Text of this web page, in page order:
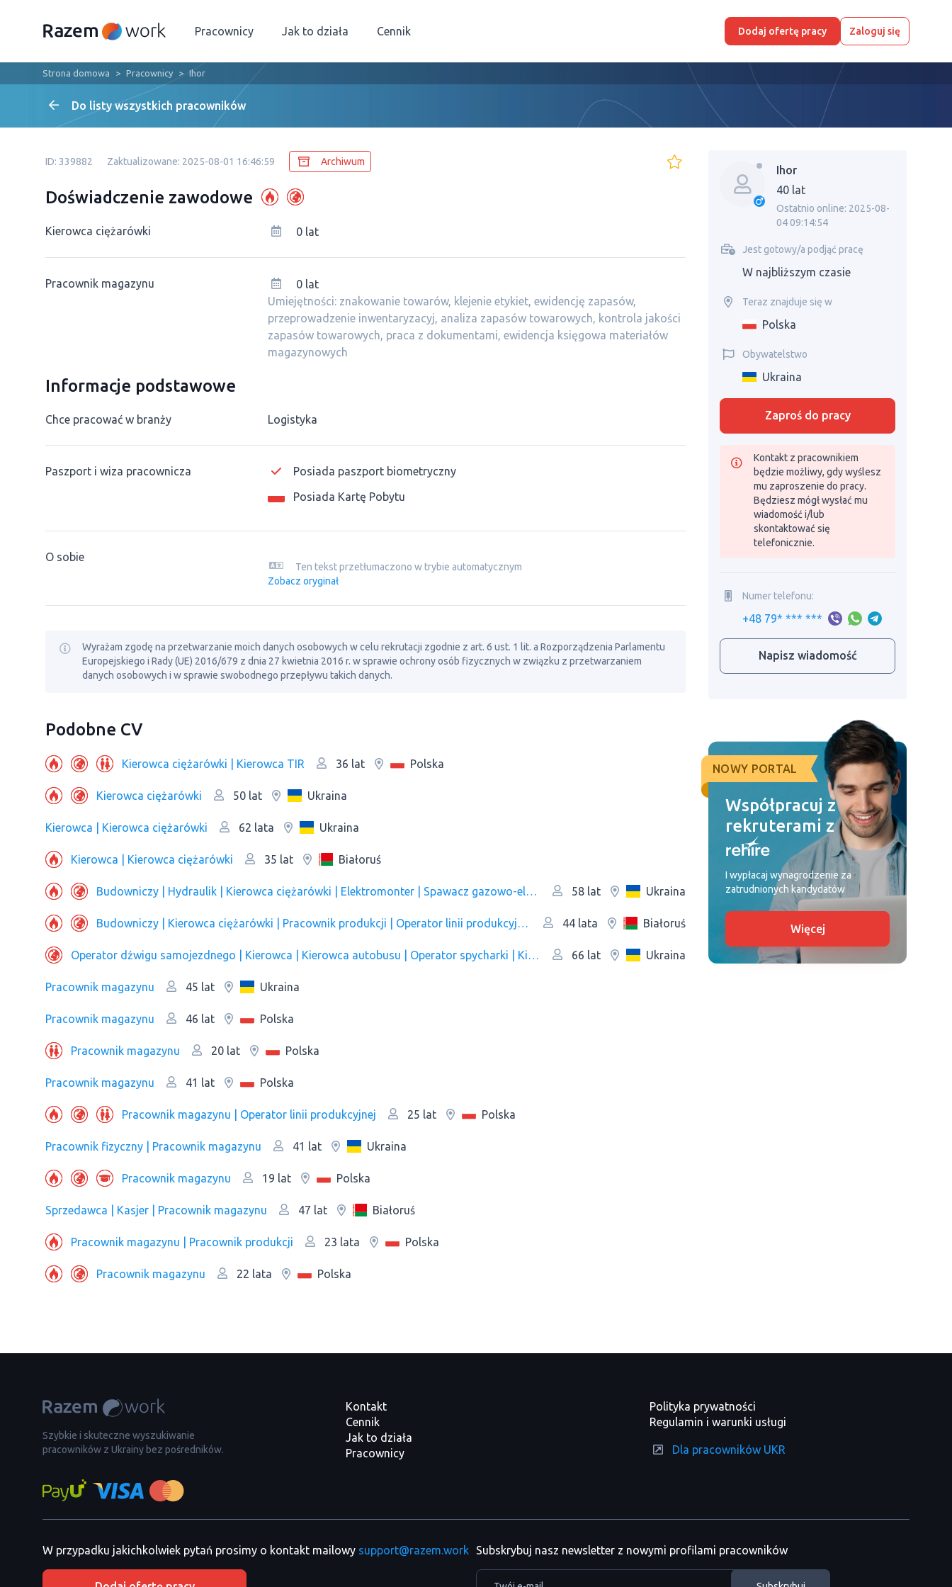
Pracownicy Jak to działa Cennik Dodaj ofertę pracy Zaloguj się
Strona domowa Pracownicy Ihor
Do listy wszystkich pracowników
ID: 339882 Zaktualizowane: 2025-08-01 16:46:59 Archiwum
Doświadczenie zawodowe
Kierowca ciężarówki 0 lat
Рracownik magazynu
0 lat
Umiejętności: znakowanie towarów, klejenie etykiet, ewidencję zapasów,
przeprowadzenie inwentaryzacyj, analiza zapasów towarowych, kontrola jakości
zapasów towarowych, praca z dokumentami, ewidencja księgowa materiałów
magazynowych
Informacje podstawowe
Chce pracować w branży Logistyka
Paszport i wiza pracownicza
Posiada paszport biometryczny
Posiada Kartę Pobytu
O sobie
Ten tekst przetłumaczono w trybie automatycznym
Zobacz oryginał
Wyrażam zgodę na przetwarzanie moich danych osobowych w celu rekrutacji zgodnie z art. 6 ust. 1 lit. a Rozporządzenia Parlamentu
Europejskiego i Rady (UE) 2016/679 z dnia 27 kwietnia 2016 r. w sprawie ochrony osób fizycznych w związku z przetwarzaniem
danych osobowych i w sprawie swobodnego przepływu takich danych.
Podobne CV
Kierowca ciężarówki | Kierowca TIR 36 lat Polska
Kierowca ciężarówki 50 lat Ukraina
Kierowca | Kierowca ciężarówki 62 lata Ukraina
Kierowca | Kierowca ciężarówki 35 lat Białoruś
58 lat Ukraina
44 lata Białoruś
66 lat Ukraina
Рracownik magazynu 45 lat Ukraina
Рracownik magazynu 46 lat Polska
Рracownik magazynu 20 lat Polska
Рracownik magazynu 41 lat Polska
Рracownik magazynu | Оperator linii produkcyjnej 25 lat Polska
Pracownik fizyczny | Рracownik magazynu 41 lat Ukraina
Рracownik magazynu 19 lat Polska
Sprzedawca | Kasjer | Рracownik magazynu 47 lat Białoruś
Рracownik magazynu | Pracownik produkcji 23 lata Polska
Рracownik magazynu 22 lata Polska
Ihor
40 lat
Ostatnio online: 2025-08-
04 09:14:54
Jest gotowy/a podjąć pracę
W najbliższym czasie
Teraz znajduje się w
Polska
Obywatelstwo
Ukraina
Zaproś do pracy
Kontakt z pracownikiem
będzie możliwy, gdy wyślesz
mu zaproszenie do pracy.
Będziesz mógł wysłać mu
wiadomość i/lub
skontaktować się
telefonicznie.
Numer telefonu:
+48 79* *** ***
Napisz wiadomość
NOWY PORTAL
Współpracuj z
rekruterami z
I wypłacaj wynagrodzenie za
zatrudnionych kandydatów
Więcej
Szybkie i skuteczne wyszukiwanie
pracowników z Ukrainy bez pośredników.
Kontakt
Cennik
Jak to działa
Pracownicy
Polityka prywatności
Regulamin i warunki usługi
Dla pracowników UKR
W przypadku jakichkolwiek pytań prosimy o kontakt mailowy support@razem.work Subskrybuj nasz newsletter z nowymi profilami pracowników